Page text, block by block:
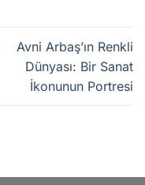
Avni Arbaş’ın Renkli
Dünyası: Bir Sanat
İkonunun Portresi